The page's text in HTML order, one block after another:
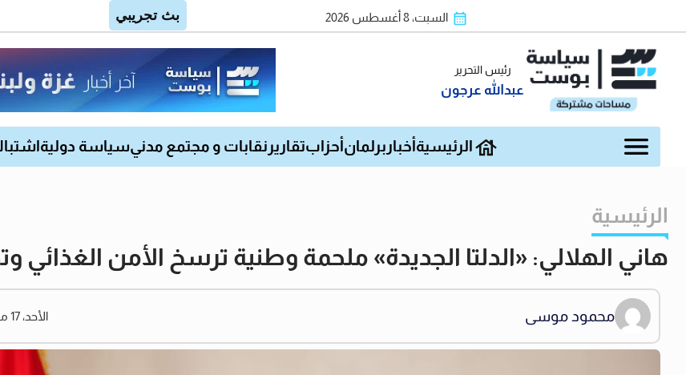
السبت، 8 أغسطس 2026
رئيس التحرير
عبدالله عرجون
الرئيسية أخبار برلمان أحزابتقارير نقابات و مجتمع مدنيسياسة دولية
الرئيسية
هاني الهلالي: «الدلتا الجديدة» ملحمة وطنية ترسخ الأمن الغذائي
محمود موسى الأحد، 17 مايو 2026 02:44 مساءً